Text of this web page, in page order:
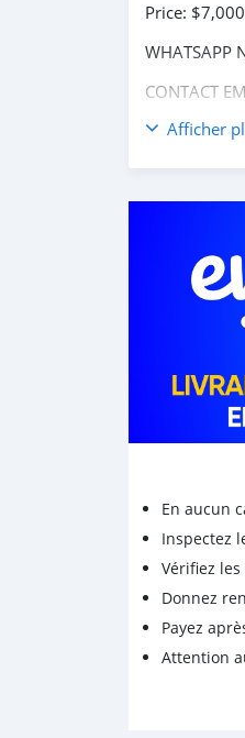
Price:
WHATSAPP
CONTACT
Afficher
En aucun
Inspectez
Vérifiez
Donnez
Payez
Attention